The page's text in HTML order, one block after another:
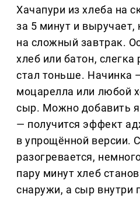
Хачапури из хлеба на
за 5 минут и выручает,
на сложный завтрак.
хлеб или батон,
стал тоньше. Начинка
моцарелла или любой
сыр. Можно добавить
— получится эффект
в упрощённой версии.
разогревается,
пару минут хлеб
снаружи, а сыр внутри